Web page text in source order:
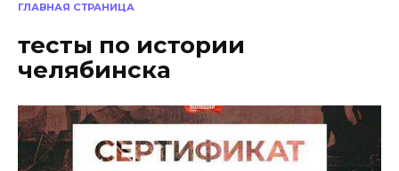
ГЛАВНАЯ СТРАНИЦА
тесты по истории
челябинска